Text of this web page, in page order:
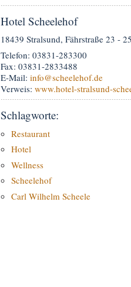
Hotel Scheelehof
18439 Stralsund, Fährstraße 23 -
Telefon: 03831-283300
Fax: 03831-2833488
E-Mail: info@scheelehof.de
Verweis: www.hotel-stralsund-
Schlagworte:
Restaurant
Hotel
Wellness
Scheelehof
Carl Wilhelm Scheele